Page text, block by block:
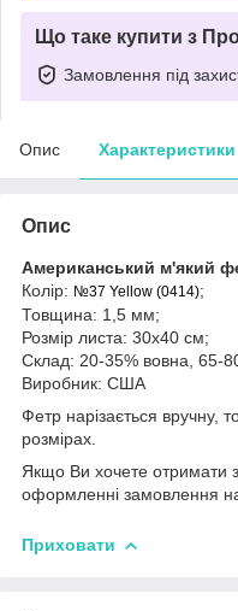
Що таке купити з
Замовлення під
Опис Характеристики
Опис
Американський м'який
Колір: №37 Yellow (0414);
Товщина: 1,5 мм;
Розмір листа: 30х40 см;
Склад: 20-35% вовна, 65-
Виробник: США
Фетр нарізається вручну,
розмірах.
Якщо Ви хочете отримати
оформленні замовлення
Приховати